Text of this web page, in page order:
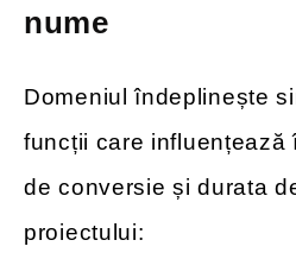
nume
Domeniul îndeplinește
funcții care influențează
de conversie și durata
proiectului: